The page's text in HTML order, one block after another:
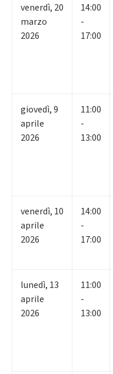
venerdì, 20
marzo
2026
14:00
-
17:00
giovedì,9
aprile
2026
11:00
-
13:00
venerdì, 10
aprile
2026
14:00
-
17:00
lunedì, 13
aprile
2026
11:00
-
13:00